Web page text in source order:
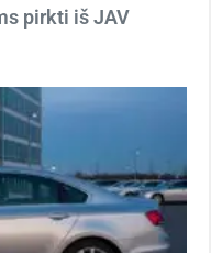
pirkti iš JAV